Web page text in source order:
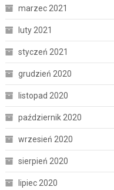
marzec 2021
luty 2021
styczeń 2021
grudzień 2020
listopad 2020
październik 2020
wrzesień 2020
sierpień 2020
lipiec 2020